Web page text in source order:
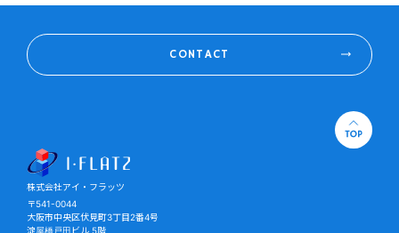
株式会社アイ・フラッツ
〒541-0044
大阪市中央区伏見町3丁目2番4号
淀屋橋戸田ビル 5階
CONTACT